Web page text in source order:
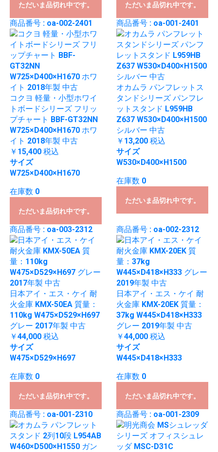
ただいま品切れ中です。 ただいま品切れ中です。
商品番号 : oa-002-2401
コクヨ 軽量・小型ホワイ
トボードシリーズ フリッ
プチャート BBF-GT32NN
W725×D400×H1670 ホワ
イト 2018年製 中古
￥15,400 税込
サイズ
W725×D400×H1670
在庫数 0
ただいま品切れ中です。
商品番号 : oa-001-2401
オカムラ パンフレットス
タンドシリーズ パンフレ
ットスタンド L959HB
Z637 W530×D400×H1500
シルバー 中古
￥13,200 税込
サイズ
W530×D400×H1500
在庫数 0
ただいま品切れ中です。
商品番号 : oa-003-2312
日本アイ・エス・ケイ 耐
火金庫 KMX-50EA 質量：
110kg W475×D529×H697
グレー 2017年製 中古
￥44,000 税込
サイズ
W475×D529×H697
在庫数 0
ただいま品切れ中です。
商品番号 : oa-002-2312
日本アイ・エス・ケイ 耐
火金庫 KMX-20EK 質量：
37kg W445×D418×H333
グレー 2019年製 中古
￥44,000 税込
サイズ
W445×D418×H333
在庫数 0
ただいま品切れ中です。
商品番号 : oa-001-2310 商品番号 : oa-001-2309